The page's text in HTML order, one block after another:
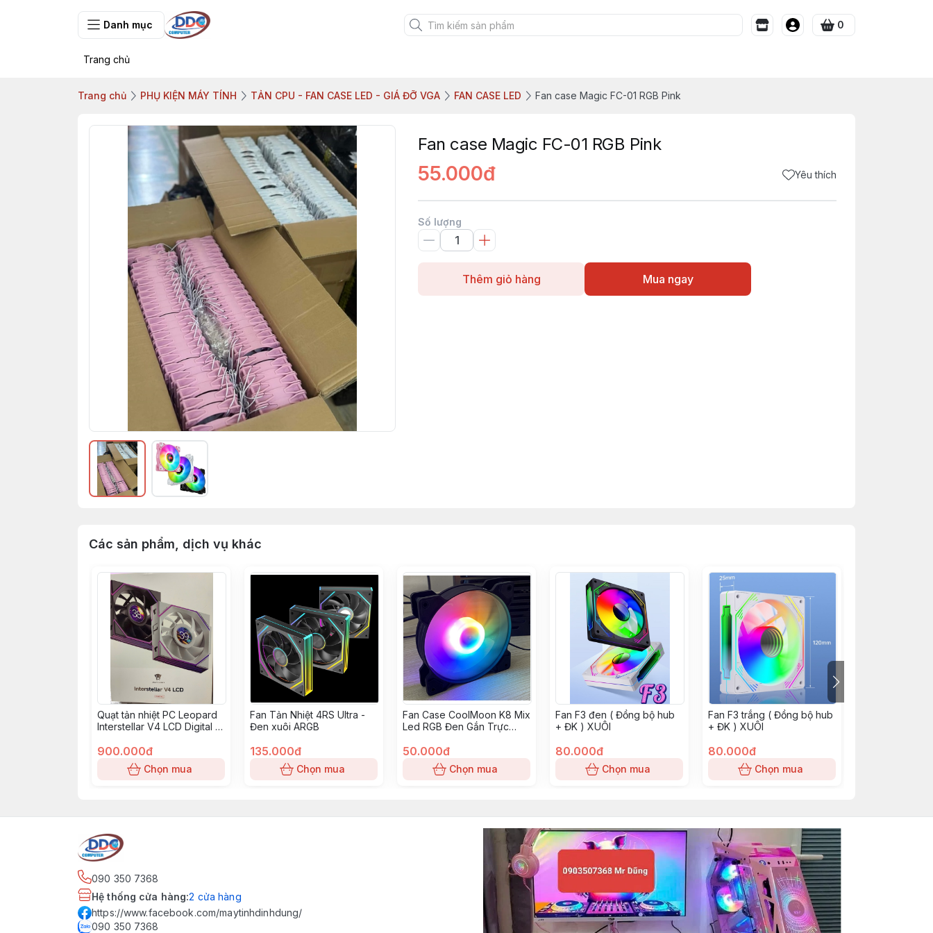
Danh mục 0
Trang chủ
Trang chủ PHỤ KIỆN MÁY TÍNH TẢN CPU - FAN CASE LED - GIÁ ĐỠ VGA FAN CASE LED Fan case Magic FC-01 RGB Pink
Fan case Magic FC-01 RGB Pink
55.000đ Yêu thích
Số lượng
Thêm giỏ hàng Mua ngay
Các sản phẩm, dịch vụ khác
Quạt tản nhiệt PC Leopard
Interstellar V4 LCD Digital |
LCD, Đen
900.000đ
Chọn mua
Fan Tản Nhiệt 4RS Ultra -
Đen xuôi ARGB
135.000đ
Chọn mua
Fan Case CoolMoon K8 Mix
Led RGB Đen Gắn Trực
50.000đ
Chọn mua
Fan F3 đen ( Đồng bộ hub
+ ĐK ) XUÔI
80.000đ
Chọn mua
Fan F3 trắng ( Đồng bộ hub
+ ĐK ) XUÔI
80.000đ
Chọn mua
090 350 7368
Hệ thống cửa hàng:2 cửa hàng
https://www.facebook.com/maytinhdinhdung/
090 350 7368